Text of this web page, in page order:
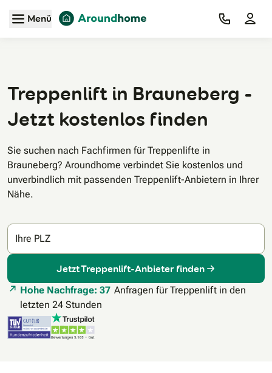
Zum Hauptinhalt
Menü
Treppenlift in Brauneberg -
Jetzt kostenlos finden
Sie suchen nach Fachfirmen für Treppenlifte in
Brauneberg? Aroundhome verbindet Sie kostenlos und
unverbindlich mit passenden Treppenlift-Anbietern in Ihrer
Nähe.
Ihre PLZ
Jetzt Treppenlift-Anbieter finden
Hohe Nachfrage: 37 Anfragen für Treppenlift in den
letzten 24 Stunden